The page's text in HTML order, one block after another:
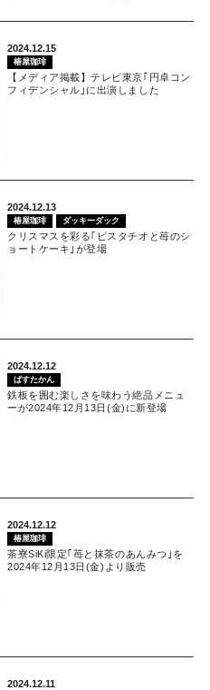
2024.12.15
椿屋珈琲
【メディア掲載】テレビ東京｢円卓コン
フィデンシャル｣に出演しました
2024.12.13
椿屋珈琲 ダッキーダック
クリスマスを彩る｢ピスタチオと苺のシ
ョートケーキ｣が登場
2024.12.12
ぱすたかん
鉄板を囲む楽しさを味わう絶品メニュ
ーが2024年12月13日(金)に新登場
2024.12.12
椿屋珈琲
茶寮SiKi限定｢苺と抹茶のあんみつ｣を
2024年12月13日(金)より販売
2024.12.11